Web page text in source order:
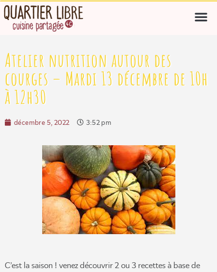
Atelier nutrition autour des
courges – Mardi 13 décembre de 10h
à 12h30
décembre 5, 2022 3:52 pm
C’est la saison ! venez découvrir 2 ou 3 recettes à base de